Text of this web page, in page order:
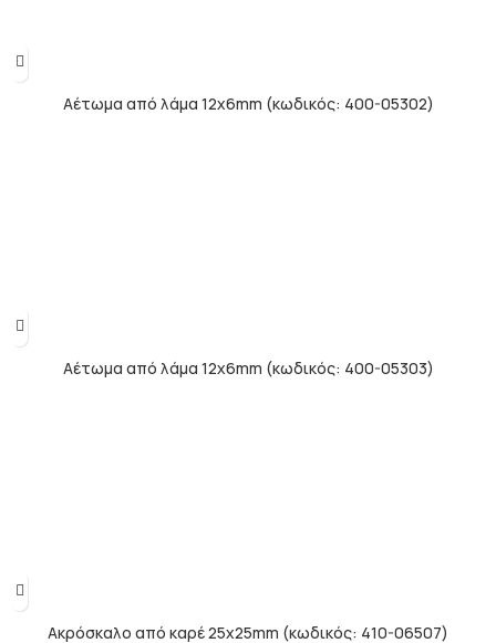
Αέτωμα από λάμα 12x6mm (κωδικός: 400-05302)
Αέτωμα από λάμα 12x6mm (κωδικός: 400-05303)
Ακρόσκαλο από καρέ 25x25mm (κωδικός: 410-06507)